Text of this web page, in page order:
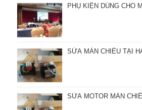
PHỤ KIỆN DÙNG CHO
SỬA MÀN CHIẾU TẠI
SỬA MOTOR MÀN